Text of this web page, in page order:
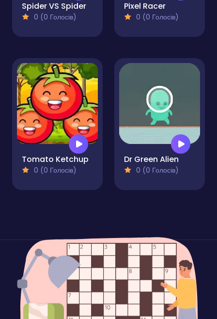
Spider VS Spider
0 (0 Голосів)
Pixel Racer
0 (0 Голосів)
Tomato Ketchup
0 (0 Голосів)
Dr Green Alien
0 (0 Голосів)